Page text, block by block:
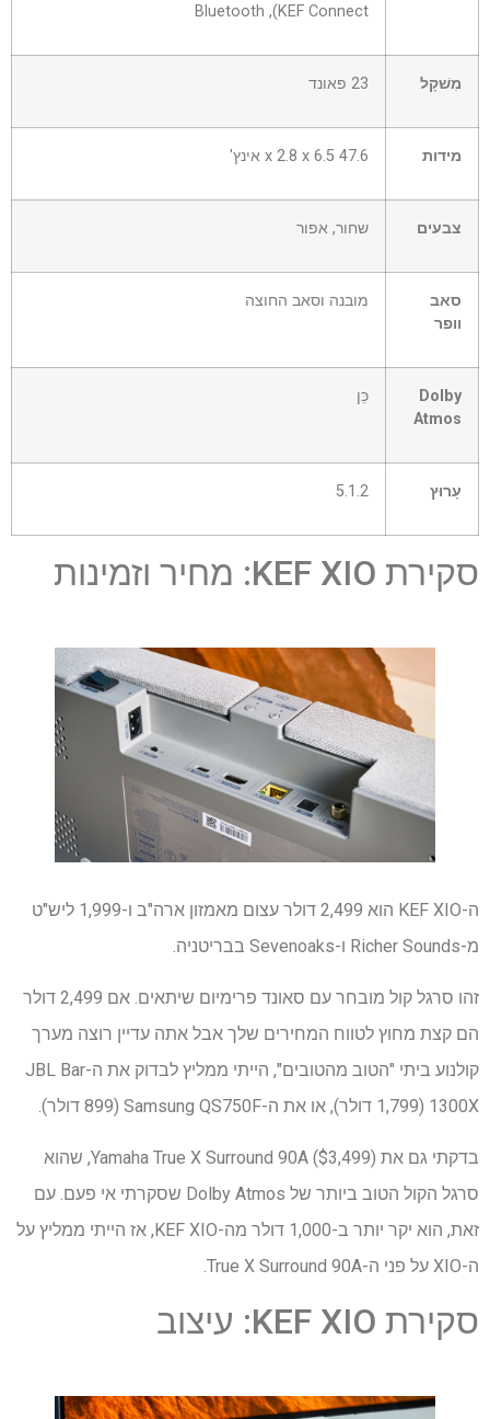
KEF Connect), Bluetooth
מִשׁקָל 23 פאונד
מידות 47.6 x 2.8 x 6.5 אינץ'
צבעים שחור, אפור
סאב
וופר
מובנה וסאב החוצה
Dolby
Atmos
כֵּן
עָרוּץ 5.1.2
סקירת KEF XIO: מחיר וזמינות
ה-KEF XIO הוא 2,499 דולר עצום מאמזון ארה"ב ו-1,999 ליש"ט
מ-Richer Sounds ו-Sevenoaks בבריטניה.
זהו סרגל קול מובחר עם סאונד פרימיום שיתאים. אם 2,499 דולר
הם קצת מחוץ לטווח המחירים שלך אבל אתה עדיין רוצה מערך
קולנוע ביתי "הטוב מהטובים", הייתי ממליץ לבדוק את ה-JBL Bar
1300X (1,799 דולר), או את ה-Samsung QS750F (899 דולר).
בדקתי גם את Yamaha True X Surround 90A ($3,499), שהוא
סרגל הקול הטוב ביותר של Dolby Atmos שסקרתי אי פעם. עם
זאת, הוא יקר יותר ב-1,000 דולר מה-KEF XIO, אז הייתי ממליץ על
ה-XIO על פני ה-True X Surround 90A.
סקירת KEF XIO: עיצוב